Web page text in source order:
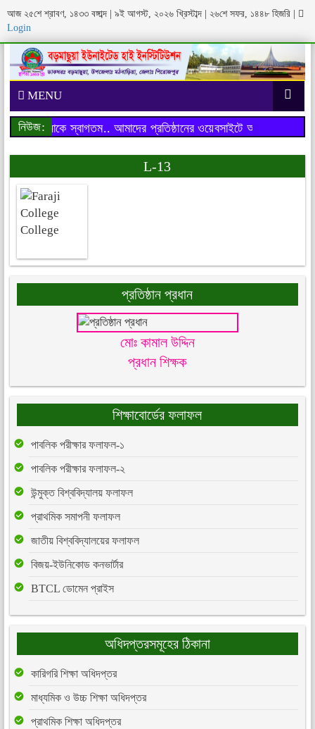
আজ ২৫শে শ্রাবণ, ১৪৩৩ বঙ্গাব্দ | ৯ই আগস্ট, ২০২৬ খ্রিস্টাব্দ | ২৬শে সফর, ১৪৪৮ হিজরি
Login
MENU
নিউজ: আমাদের প্রতিষ্ঠানের ওয়েবসাইটে আপনাকে
আপনাকে স্বাগতম..
L-13
প্রতিষ্ঠান প্রধান
মোঃ কামাল উদ্দিন
প্রধান শিক্ষক
শিক্ষাবোর্ডের ফলাফল
পাবলিক পরীক্ষার ফলাফল-১
পাবলিক পরীক্ষার ফলাফল-২
উন্মুক্ত বিশ্ববিদ্যালয় ফলাফল
প্রাথমিক সমাপনী ফলাফল
জাতীয় বিশ্ববিদ্যালয়ের ফলাফল
বিজয়-ইউনিকোড কনভার্টার
BTCL ডোমেন প্রাইস
অধিদপ্তরসমূহের ঠিকানা
কারিগরি শিক্ষা অধিদপ্তর
মাধ্যমিক ও উচ্চ শিক্ষা অধিদপ্তর
প্রাথমিক শিক্ষা অধিদপ্তর